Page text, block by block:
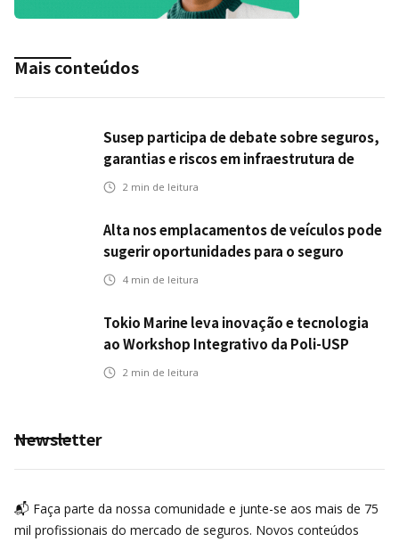
Mais conteúdos
Susep participa de debate sobre seguros,
garantias e riscos em infraestrutura de
transportes
2 min de leitura
Alta nos emplacamentos de veículos pode
sugerir oportunidades para o seguro
automotivo
4 min de leitura
Tokio Marine leva inovação e tecnologia
ao Workshop Integrativo da Poli-USP
2 min de leitura
Newsletter
📬 Faça parte da nossa comunidade e junte-se aos mais de 75
mil profissionais do mercado de seguros. Novos conteúdos